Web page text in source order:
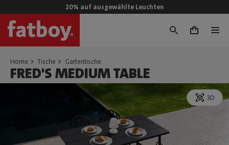
20% auf ausgewählte Leuchten
0
Home Tische Gartentische
FRED'S MEDIUM TABLE
3D